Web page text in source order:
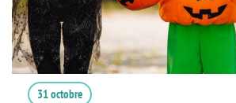
31 octobre